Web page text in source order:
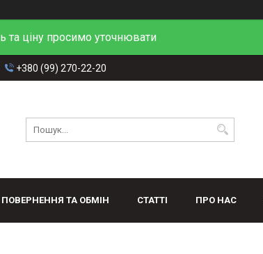
та ціну просимо уточнювати
+380 (99) 270-22-20
ПОВЕРНЕННЯ ТА ОБМІН СТАТТІ ПРО НАС